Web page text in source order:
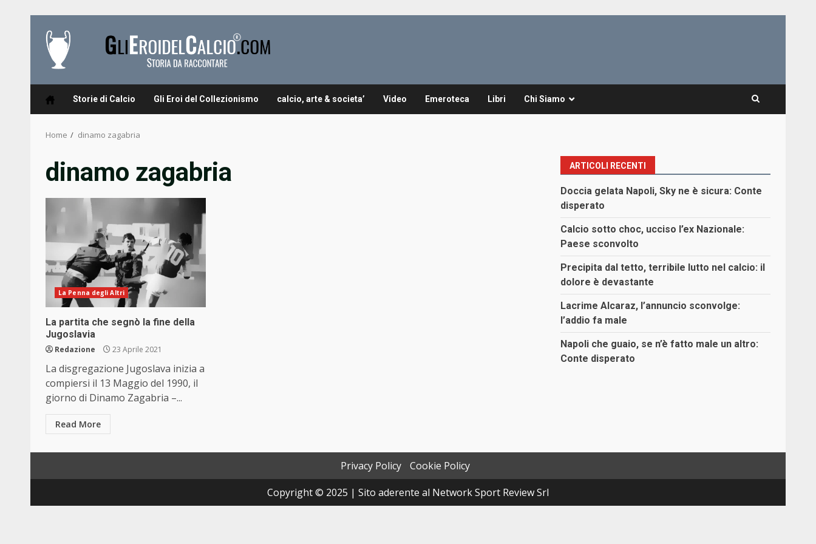
content
Storie di Calcio Gli Eroi del Collezionismo calcio, arte & societa’ Video Emeroteca Libri Chi Siamo
Home dinamo zagabria
dinamo zagabria
La Penna degli Altri
La partita che segnò la fine della
Jugoslavia
Redazione 23 Aprile 2021
La disgregazione Jugoslava inizia a
compiersi il 13 Maggio del 1990, il
giorno di Dinamo Zagabria –...
Read More
ARTICOLI RECENTI
Doccia gelata Napoli, Sky ne è sicura: Conte
disperato
Calcio sotto choc, ucciso l’ex Nazionale:
Paese sconvolto
Precipita dal tetto, terribile lutto nel calcio: il
dolore è devastante
Lacrime Alcaraz, l’annuncio sconvolge:
l’addio fa male
Napoli che guaio, se n’è fatto male un altro:
Conte disperato
Privacy Policy
Cookie Policy
Copyright © 2025 | Sito aderente al Network Sport Review Srl